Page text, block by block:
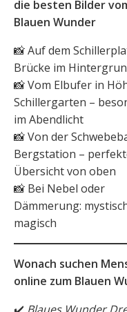
die besten Bilder
Blauen Wunder
📸 Auf dem
Brücke im
📸 Vom Elbufer in
Schillergarten –
im Abendlicht
📸 Von der
Bergstation –
Übersicht von oben
📸 Bei Nebel oder
Dämmerung:
magisch
Wonach suchen
online zum Blauen